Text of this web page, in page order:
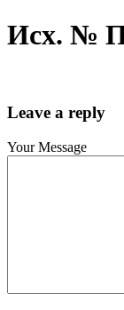
Исх. №
Leave a reply
Your Message